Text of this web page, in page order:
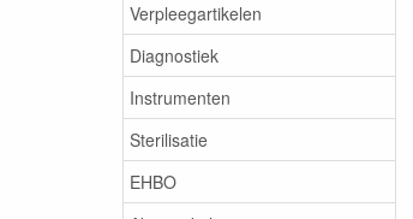
Verpleegartikelen
Diagnostiek
Instrumenten
Sterilisatie
EHBO